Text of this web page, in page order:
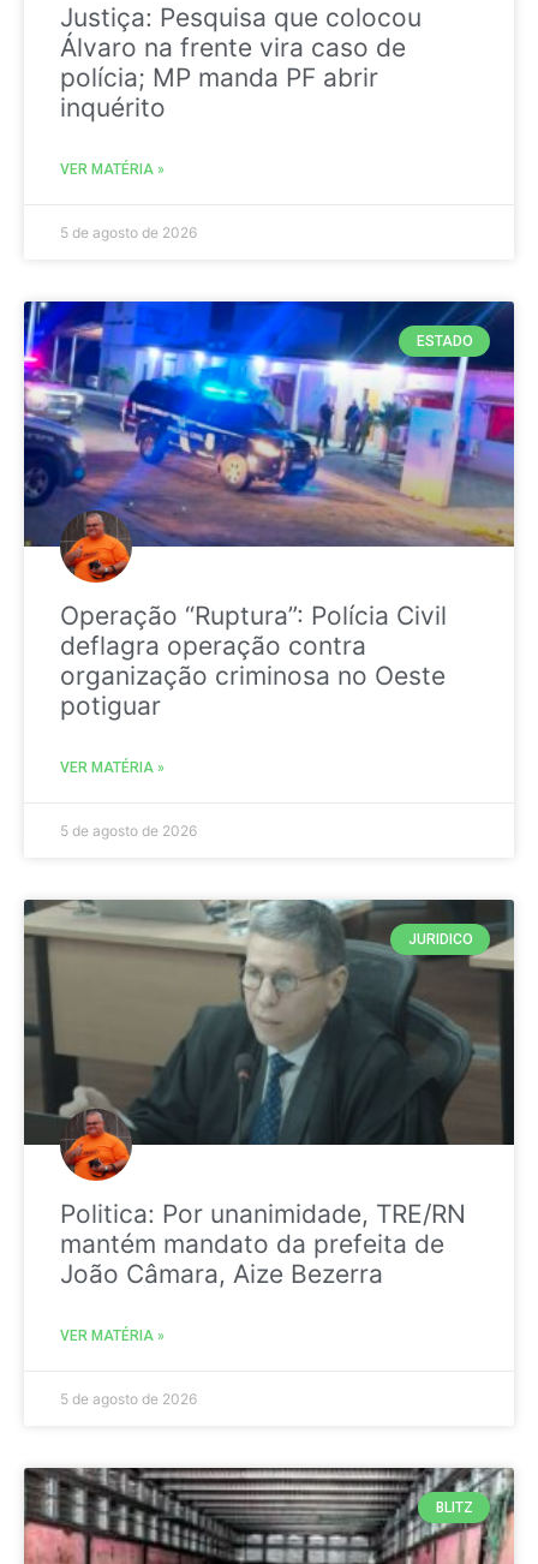
Justiça: Pesquisa que colocou
Álvaro na frente vira caso de
polícia; MP manda PF abrir
inquérito
VER MATÉRIA »
5 de agosto de 2026
ESTADO
Operação “Ruptura”: Polícia Civil
deflagra operação contra
organização criminosa no Oeste
potiguar
VER MATÉRIA »
5 de agosto de 2026
JURIDICO
Politica: Por unanimidade, TRE/RN
mantém mandato da prefeita de
João Câmara, Aize Bezerra
VER MATÉRIA »
5 de agosto de 2026
BLITZ